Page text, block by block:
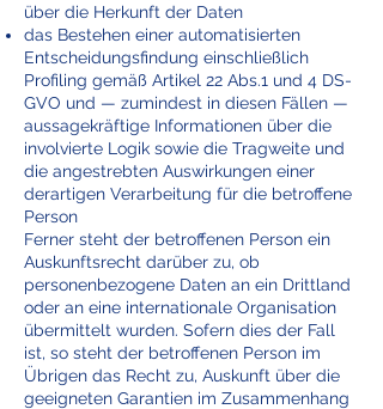
über die Herkunft der Daten
das Bestehen einer automatisierten
Entscheidungsfindung einschließlich
Profiling gemäß Artikel 22 Abs.1 und 4 DS-
GVO und — zumindest in diesen Fällen —
aussagekräftige Informationen über die
involvierte Logik sowie die Tragweite und
die angestrebten Auswirkungen einer
derartigen Verarbeitung für die betroffene
Person
Ferner steht der betroffenen Person ein
Auskunftsrecht darüber zu, ob
personenbezogene Daten an ein Drittland
oder an eine internationale Organisation
übermittelt wurden. Sofern dies der Fall
ist, so steht der betroffenen Person im
Übrigen das Recht zu, Auskunft über die
geeigneten Garantien im Zusammenhang